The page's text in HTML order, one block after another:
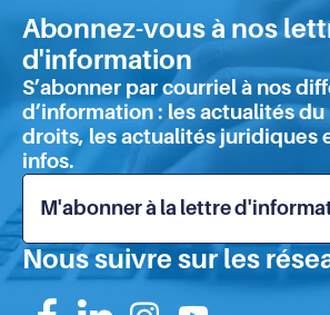
Abonnez-vous à nos
d'information
S’abonner par courriel à nos
d’information : les actualités
droits, les actualités juridiques
infos.
M'abonner à la lettre
Nous suivre sur les